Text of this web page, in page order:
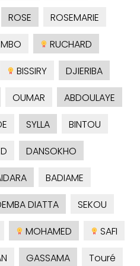
ROSE
ROSEMARIE
RUCHARD
BISSIRY
DJIERIBA
OUMAR
ABDOULAYE
SYLLA
BINTOU
DANSOKHO
BADIAME
DIATTA
SEKOU
MOHAMED
SAFI
GASSAMA
Touré